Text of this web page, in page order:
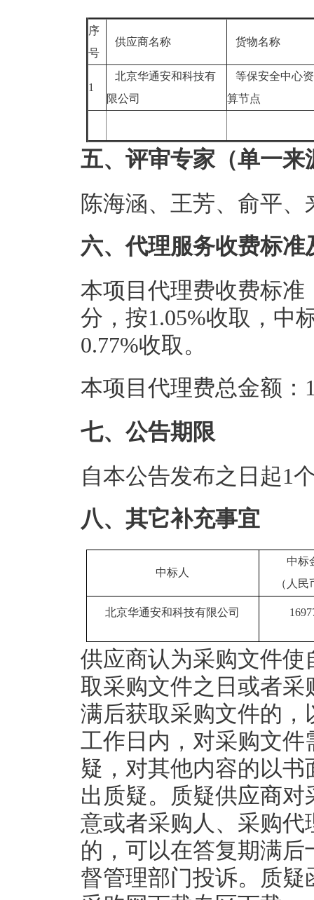
序
号
供应商名称 货物名称
1
北京华通安和科技有
限公司
等保安全中心
算节点
五、评审专家（单一
陈海涵、王芳、俞平
六、代理服务收费标准
本项目代理费收费标准
分，按1.05%收取，中
0.77%收取。
本项目代理费总金额：
七、公告期限
自本公告发布之日起1
八、其它补充事宜
中标人
中标
（人
北京华通安和科技有限公司
供应商认为采购文件
取采购文件之日或者
满后获取采购文件的
工作日内，对采购文
疑，对其他内容的以
出质疑。质疑供应商
意或者采购人、采购
的，可以在答复期满
督管理部门投诉。质